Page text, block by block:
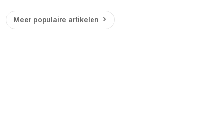
Meer populaire artikelen